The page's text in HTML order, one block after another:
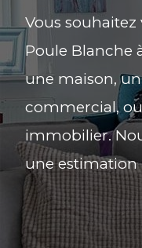
Vous
Poule Blanche
une maison,
commercial,
immobilier.
une